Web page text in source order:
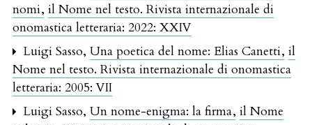
nomi, il Nome nel testo. Rivista internazionale di
onomastica letteraria: 2022: XXIV
Luigi Sasso, Una poetica del nome: Elias Canetti, il
Nome nel testo. Rivista internazionale di onomastica
letteraria: 2005: VII
Luigi Sasso, Un nome-enigma: la firma, il Nome